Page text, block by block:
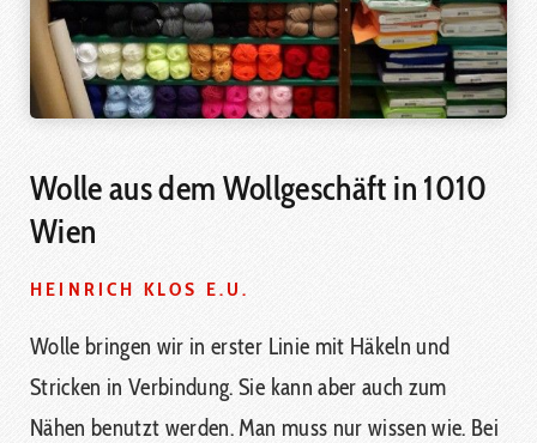
Wolle aus dem Wollgeschäft in 1010
Wien
HEINRICH KLOS E.U.
Wolle bringen wir in erster Linie mit Häkeln und
Stricken in Verbindung. Sie kann aber auch zum
Nähen benutzt werden. Man muss nur wissen wie. Bei